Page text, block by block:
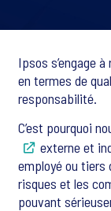
Ipsos s’engage
en termes de
responsabilité.
C’est pourquoi
externe et
employé ou tiers
risques et les
pouvant